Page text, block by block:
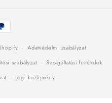
Adatvédelmi szabályzat
szabályzat
Szolgáltatási feltételek
Jogi közlemény